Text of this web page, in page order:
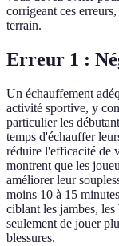
corrigeant ces
terrain.
Erreur 1 :
Un échauffement
activité sportive, y
particulier les
temps d'échauffer
réduire l'efficacité de
montrent que les
améliorer leur
moins 10 à 15
ciblant les jambes,
seulement de jouer
blessures.